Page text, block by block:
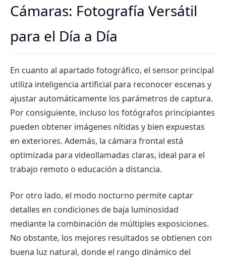
Cámaras: Fotografía Versátil
para el Día a Día
En cuanto al apartado fotográfico, el sensor principal
utiliza inteligencia artificial para reconocer escenas y
ajustar automáticamente los parámetros de captura.
Por consiguiente, incluso los fotógrafos principiantes
pueden obtener imágenes nítidas y bien expuestas
en exteriores. Además, la cámara frontal está
optimizada para videollamadas claras, ideal para el
trabajo remoto o educación a distancia.
Por otro lado, el modo nocturno permite captar
detalles en condiciones de baja luminosidad
mediante la combinación de múltiples exposiciones.
No obstante, los mejores resultados se obtienen con
buena luz natural, donde el rango dinámico del